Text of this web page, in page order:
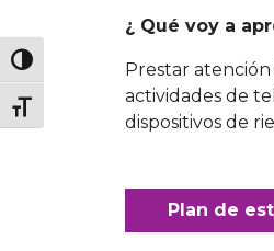
¿ Qué voy a
Prestar
actividades de
dispositivos de
Plan de